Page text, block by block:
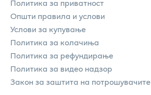
Политика за приватност
Општи правила и услови
Услови за купување
Политика за колачиња
Политика за рефундирање
Политика за видео надзор
Закон за заштита на потрошувачите